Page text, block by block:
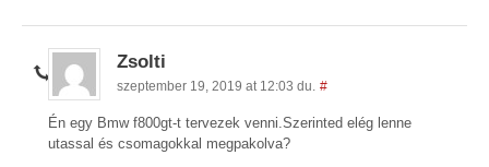
Zsolti
szeptember 19, 2019 at 12:03 du. #
Én egy Bmw f800gt-t tervezek venni.Szerinted elég lenne
utassal és csomagokkal megpakolva?